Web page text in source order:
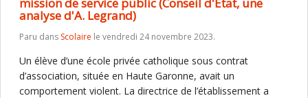
analyse d'A. Legrand)
Paru dans Scolaire le vendredi 24 novembre 2023.
Un élève d’une école privée catholique sous contrat
d’association, située en Haute Garonne, avait un
comportement violent. La directrice de l’établissement a